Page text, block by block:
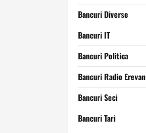
Bancuri Diverse
Bancuri IT
Bancuri Politica
Bancuri Radio Erevan
Bancuri Seci
Bancuri Tari